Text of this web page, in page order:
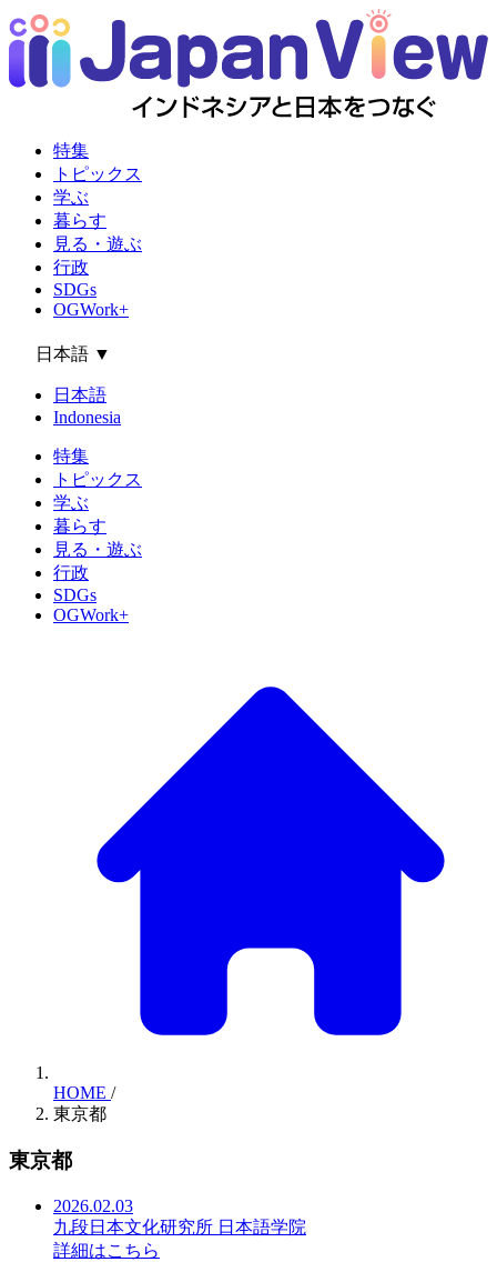
特集
トピックス
学ぶ
暮らす
見る・遊ぶ
行政
SDGs
OGWork+
日本語 ▼
日本語
Indonesia
特集
トピックス
学ぶ
暮らす
見る・遊ぶ
行政
SDGs
OGWork+
HOME /
東京都
東京都
2026.02.03
九段日本文化研究所 日本語学院
詳細はこちら